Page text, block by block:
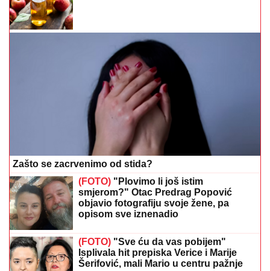
Zašto se zacrvenimo od stida?
(FOTO) "Plovimo li još istim
smjerom?" Otac Predrag Popović
objavio fotografiju svoje žene, pa
opisom sve iznenadio
(FOTO) "Sve ću da vas pobijem"
Isplivala hit prepiska Verice i Marije
Šerifović, mali Mario u centru pažnje